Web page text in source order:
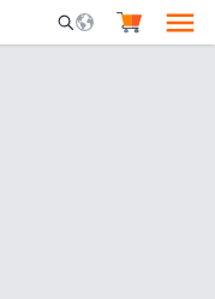
Mobile Search